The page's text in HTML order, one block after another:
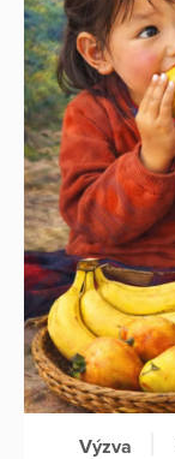
Výzva